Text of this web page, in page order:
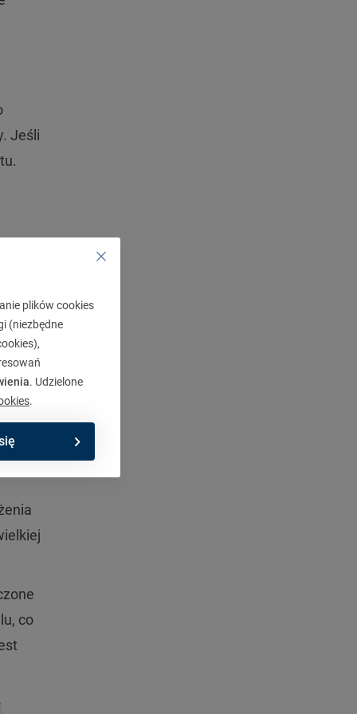
Jeśli
co
plików cookies
(niezbędne
. Udzielone
.